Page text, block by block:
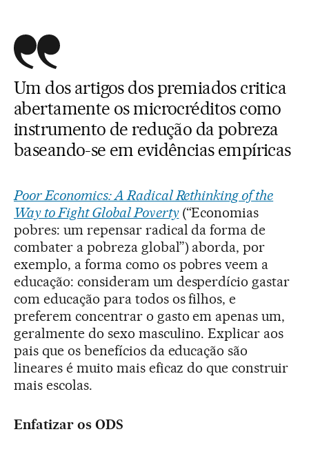
Um dos artigos dos premiados critica
abertamente os microcréditos como
instrumento de redução da pobreza
baseando-se em evidências empíricas
Poor Economics: A Radical Rethinking of the
Way to Fight Global Poverty(“Economias
pobres: um repensar radical da forma de
combater a pobreza global”) aborda, por
exemplo, a forma como os pobres veem a
educação: consideram um desperdício gastar
com educação para todos os filhos, e
preferem concentrar o gasto em apenas um,
geralmente do sexo masculino. Explicar aos
pais que os benefícios da educação são
lineares é muito mais eficaz do que construir
mais escolas.
Enfatizar os ODS